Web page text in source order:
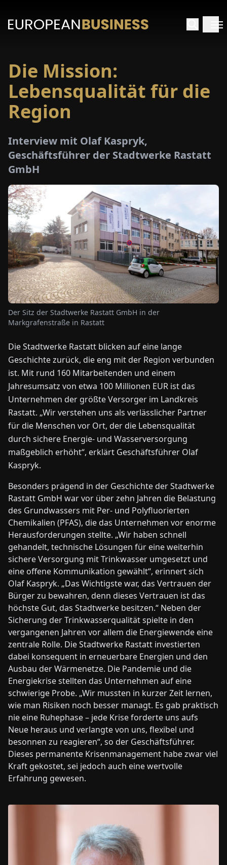
PAPER
NEWS
ÜBER
UNS
ENDEFRESITNLPLHU
KONTAKT
ZU
Die Mission:
Lebensqualität für die
Region
Interview mit Olaf Kaspryk,
Geschäftsführer der Stadtwerke Rastatt
GmbH
Der Sitz der Stadtwerke Rastatt GmbH in der
Markgrafenstraße in Rastatt
Die Stadtwerke Rastatt blicken auf eine lange
Geschichte zurück, die eng mit der Region verbunden
ist. Mit rund 160 Mitarbeitenden und einem
Jahresumsatz von etwa 100 Millionen EUR ist das
Unternehmen der größte Versorger im Landkreis
Rastatt. „Wir verstehen uns als verlässlicher Partner
für die Menschen vor Ort, der die Lebensqualität
durch sichere Energie- und Wasserversorgung
maßgeblich erhöht“, erklärt Geschäftsführer Olaf
Kaspryk.
Besonders prägend in der Geschichte der Stadtwerke
Rastatt GmbH war vor über zehn Jahren die Belastung
des Grundwassers mit Per- und Polyfluorierten
Chemikalien (PFAS), die das Unternehmen vor enorme
Herausforderungen stellte. „Wir haben schnell
gehandelt, technische Lösungen für eine weiterhin
sichere Versorgung mit Trinkwasser umgesetzt und
eine offene Kommunikation gewählt“, erinnert sich
Olaf Kaspryk. „Das Wichtigste war, das Vertrauen der
Bürger zu bewahren, denn dieses Vertrauen ist das
höchste Gut, das Stadtwerke besitzen.“ Neben der
Sicherung der Trinkwasserqualität spielte in den
vergangenen Jahren vor allem die Energiewende eine
zen­trale Rolle. Die Stadtwerke Rastatt investierten
dabei konsequent in erneuerbare Energien und den
Ausbau der Wärmenetze. Die Pandemie und die
Energiekrise stellten das Unternehmen auf eine
schwierige Probe. „Wir mussten in kurzer Zeit lernen,
wie man Risiken noch besser managt. Es gab praktisch
nie eine Ruhephase – jede Krise forderte uns aufs
Neue heraus und verlangte von uns, flexibel und
besonnen zu reagieren“, so der Geschäftsführer.
Dieses permanente Krisenmanagement habe zwar viel
Kraft gekostet, sei jedoch auch eine wertvolle
Erfahrung gewesen.